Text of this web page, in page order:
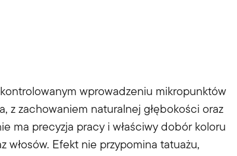
wprowadzeniu mikropunktów
z zachowaniem naturalnej głębokości oraz
ma precyzja pracy i właściwy dobór koloru
Efekt nie przypomina tatuażu,